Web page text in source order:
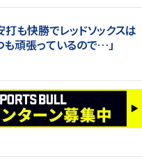
も快勝でレッドソックスは
も頑張っているので…」